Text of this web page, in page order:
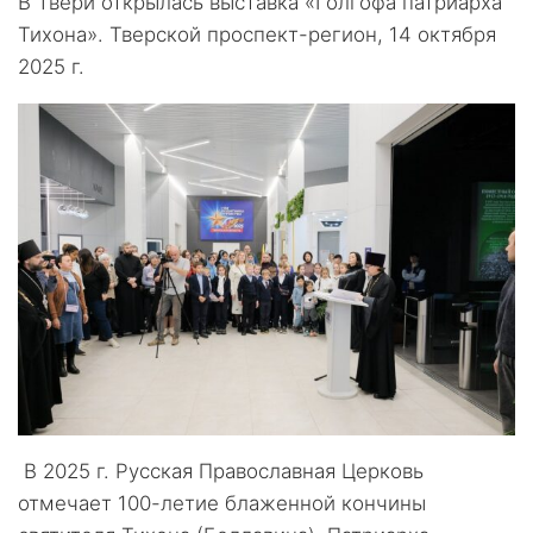
Тихона». Тверской проспект-регион, 14 октября
2025 г.
В 2025 г. Русская Православная Церковь
отмечает 100-летие блаженной кончины